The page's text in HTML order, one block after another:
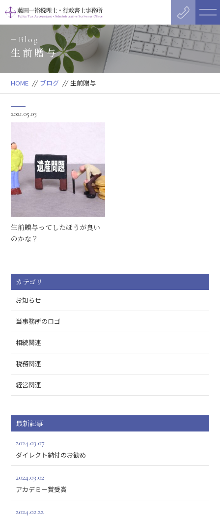
Blog
生前贈与
HOME // ブログ // 生前贈与
2021.05.03
生前贈与ってしたほうが良い
のかな？
カテゴリ
お知らせ
当事務所のロゴ
相続関連
税務関連
経営関連
最新記事
2024.03.07
ダイレクト納付のお勧め
2024.03.02
アカデミー賞受賞
2024.02.22